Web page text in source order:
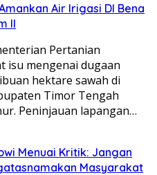
Air Irigasi DI Bena
II
Pertanian
isu mengenai dugaan
hektare sawah di
Timor Tengah
Peninjauan lapangan…
Menuai Kritik: Jangan
Masyarakat